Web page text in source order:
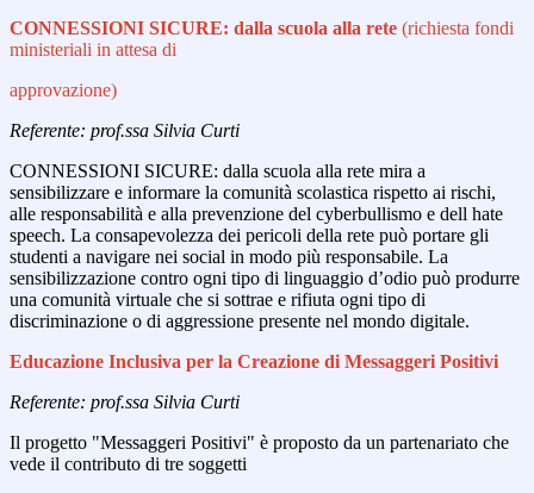
CONNESSIONI SICURE: dalla scuola alla rete (richiesta fondi
ministeriali in attesa di
approvazione)
Referente: prof.ssa Silvia Curti
CONNESSIONI SICURE: dalla scuola alla rete mira a
sensibilizzare e informare la comunità scolastica rispetto ai rischi,
alle responsabilità e alla prevenzione del cyberbullismo e dell hate
speech. La consapevolezza dei pericoli della rete può portare gli
studenti a navigare nei social in modo più responsabile. La
sensibilizzazione contro ogni tipo di linguaggio d’odio può produrre
una comunità virtuale che si sottrae e rifiuta ogni tipo di
discriminazione o di aggressione presente nel mondo digitale.
Educazione Inclusiva per la Creazione di Messaggeri Positivi
Referente: prof.ssa Silvia Curti
Il progetto "Messaggeri Positivi" è proposto da un partenariato che
vede il contributo di tre soggetti